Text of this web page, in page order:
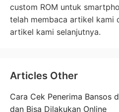
custom ROM untuk
telah membaca artikel kami
artikel kami selanjutnya.
Articles Other
Cara Cek Penerima Bansos
dan Bisa Dilakukan Online